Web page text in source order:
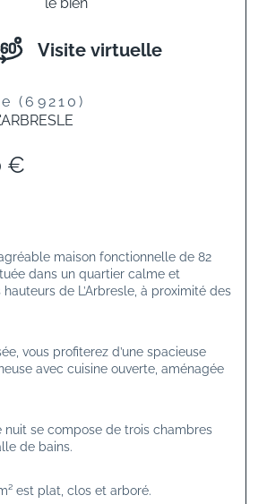
Visite virtuelle
(69210)
€
maison fonctionnelle de 82
dans un quartier calme et
de L’Arbresle, à proximité des
vous profiterez d’une spacieuse
avec cuisine ouverte, aménagée
nuit se compose de trois chambres
de bains.
est plat, clos et arboré.